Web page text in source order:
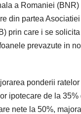
a Romaniei (BNR)
din partea
prin care i se solicita
prevazute in
ponderii
ipotecare de la 35%
nete la 50%,